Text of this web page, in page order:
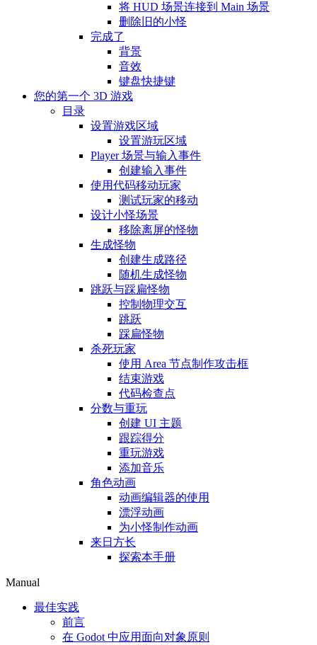
将 HUD 场景连接到 Main 场景
删除旧的小怪
完成了
背景
音效
键盘快捷键
您的第一个 3D 游戏
目录
设置游戏区域
设置游玩区域
Player 场景与输入事件
创建输入事件
使用代码移动玩家
测试玩家的移动
设计小怪场景
移除离屏的怪物
生成怪物
创建生成路径
随机生成怪物
跳跃与踩扁怪物
控制物理交互
跳跃
踩扁怪物
杀死玩家
使用 Area 节点制作攻击框
结束游戏
代码检查点
分数与重玩
创建 UI 主题
跟踪得分
重玩游戏
添加音乐
角色动画
动画编辑器的使用
漂浮动画
为小怪制作动画
来日方长
探索本手册
Manual
最佳实践
前言
在 Godot 中应用面向对象原则